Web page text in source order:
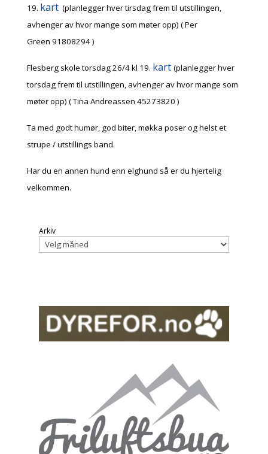
19. kart(planlegger hver tirsdag frem til utstillingen,
avhenger av hvor mange som møter opp) ( Per
Green 91808294 )
Flesberg skole torsdag 26/4 kl 19. kart (planlegger hver
torsdag frem til utstillingen, avhenger av hvor mange som
møter opp) ( Tina Andreassen 45273820 )
Ta med godt humør, god biter, møkka poser og helst et
strupe / utstillings band.
Har du en annen hund enn elghund så er du hjertelig
velkommen.
Arkiv